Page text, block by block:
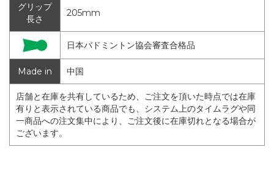
グリップ
長さ
205mm
日本バドミントン協会審査合格品
Made in 中国
店舗と在庫を共有しているため、ご注文を頂いた時点では在庫
有りと表示されている商品でも、システム上のタイムラグや同
一商品への注文集中により、ご注文後に在庫切れとなる場合が
ございます。